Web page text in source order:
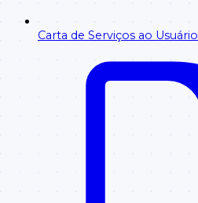
Carta de Serviços ao Usuário